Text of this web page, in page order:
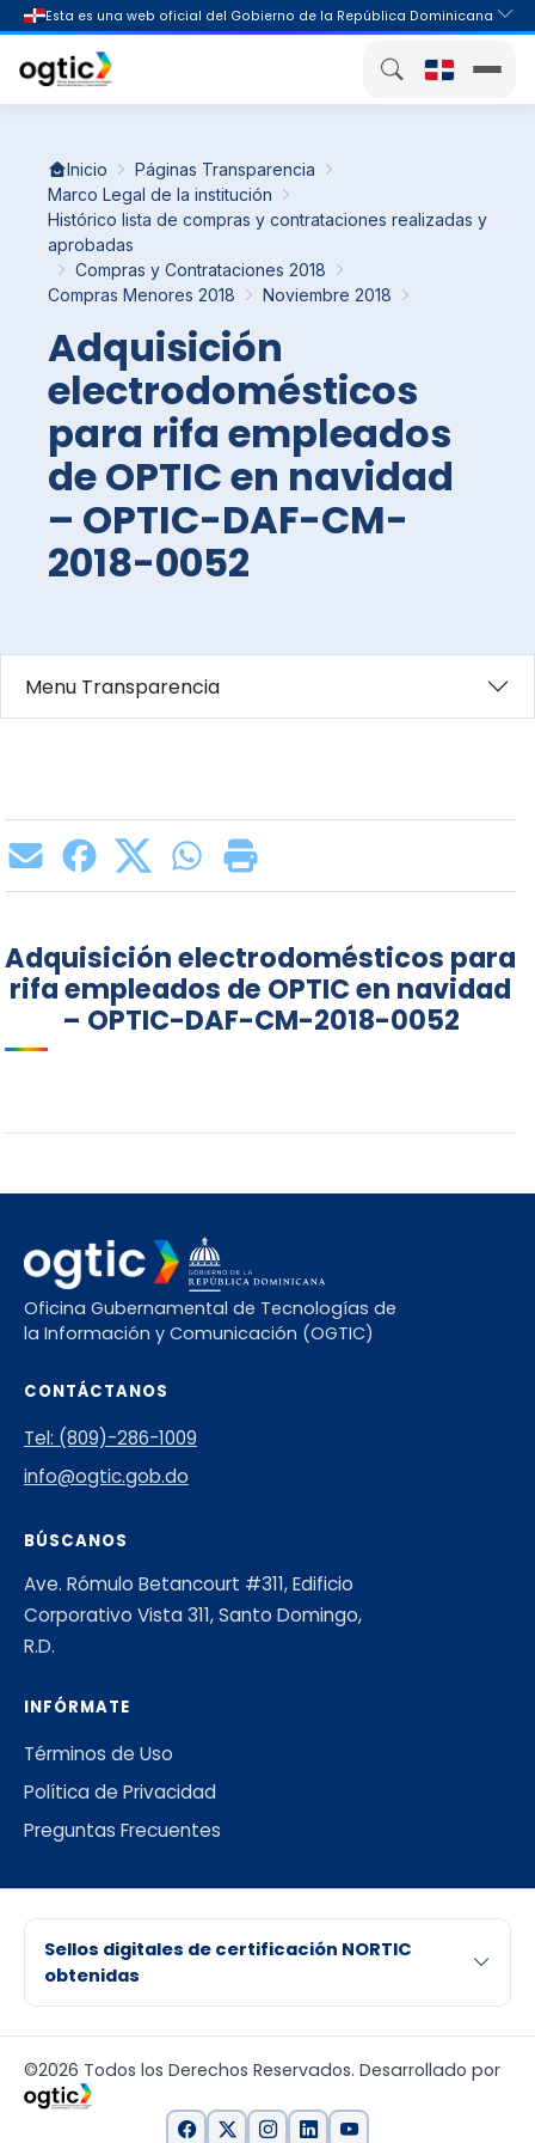
Inicio
Páginas Transparencia
Marco Legal de la institución
Histórico lista de compras y contrataciones realizadas y
aprobadas
Compras y Contrataciones 2018
Compras Menores 2018
Noviembre 2018
Adquisición
electrodomésticos
para rifa empleados
de OPTIC en navidad
– OPTIC-DAF-CM-
2018-0052
Menu Transparencia
Adquisición electrodomésticos para
rifa empleados de OPTIC en navidad
– OPTIC-DAF-CM-2018-0052
Oficina Gubernamental de Tecnologías de
la Información y Comunicación (OGTIC)
CONTÁCTANOS
Tel: (809)-286-1009
info@ogtic.gob.do
BÚSCANOS
Ave. Rómulo Betancourt #311, Edificio
Corporativo Vista 311, Santo Domingo,
R.D.
INFÓRMATE
Términos de Uso
Política de Privacidad
Preguntas Frecuentes
Sellos digitales de certificación NORTIC
obtenidas
©2026 Todos los Derechos Reservados. Desarrollado por